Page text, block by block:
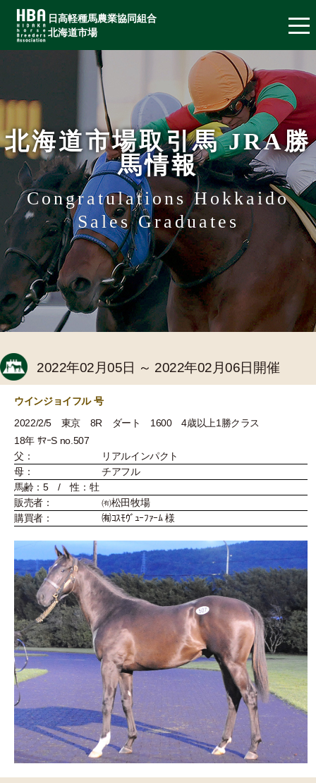
日高軽種馬農業協同組合
北海道市場
北海道市場取引馬 JRA勝
馬情報
Congratulations Hokkaido
Sales Graduates
2022年02月05日 ～ 2022年02月06日開催
ウインジョイフル 号
2022/2/5 東京 8R ダート 1600 4歳以上1勝クラス
18年 ｻﾏｰS no.507
父：
リアルインパクト
母：
チアフル
馬齢：5 / 性：牡
販売者：
㈲松田牧場
購買者：
㈲ｺｽﾓｳﾞｭｰﾌｧｰﾑ 様